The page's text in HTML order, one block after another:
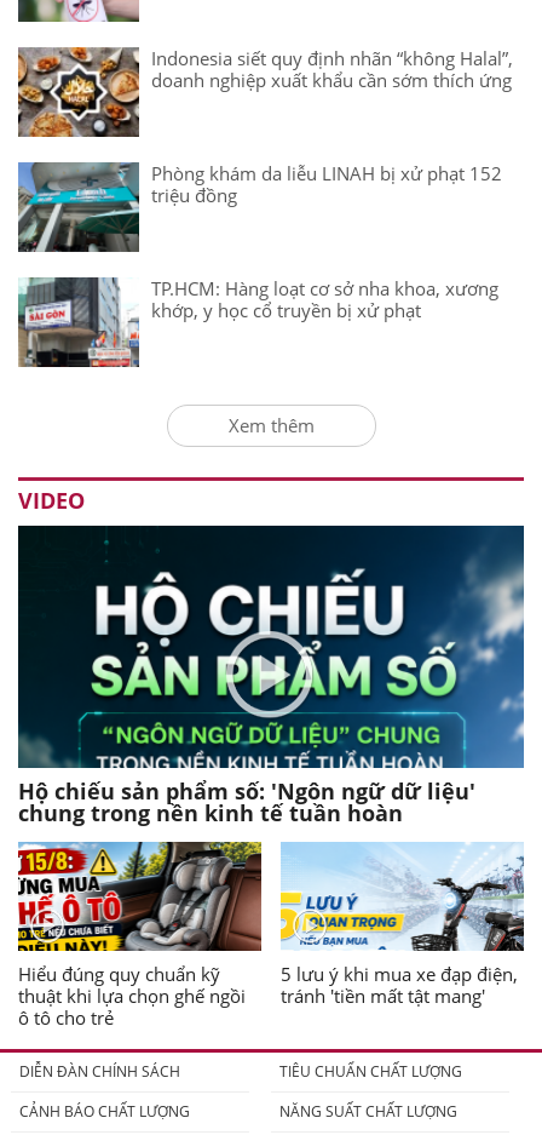
Indonesia siết quy định nhãn “không Halal”,
doanh nghiệp xuất khẩu cần sớm thích ứng
Phòng khám da liễu LINAH bị xử phạt 152
triệu đồng
TP.HCM: Hàng loạt cơ sở nha khoa, xương
khớp, y học cổ truyền bị xử phạt
Xem thêm
VIDEO
Hộ chiếu sản phẩm số: 'Ngôn ngữ dữ liệu'
chung trong nền kinh tế tuần hoàn
Hiểu đúng quy chuẩn kỹ
thuật khi lựa chọn ghế ngồi
ô tô cho trẻ
5 lưu ý khi mua xe đạp điện,
tránh 'tiền mất tật mang'
DIỄN ĐÀN CHÍNH SÁCH
TIÊU CHUẨN CHẤT LƯỢNG
CẢNH BÁO CHẤT LƯỢNG
NĂNG SUẤT CHẤT LƯỢNG